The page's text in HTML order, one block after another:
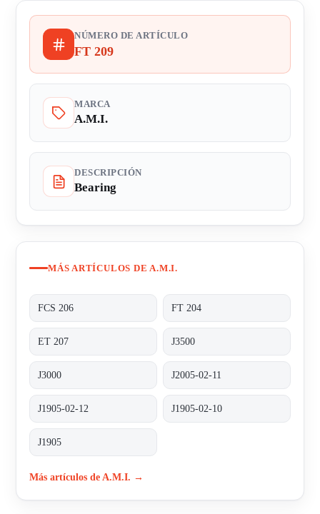
NÚMERO DE ARTÍCULO
FT 209
MARCA
A.M.I.
DESCRIPCIÓN
Bearing
MÁS ARTÍCULOS DE A.M.I.
FCS 206 FT 204
ET 207 J3500
J3000 J2005-02-11
J1905-02-12 J1905-02-10
J1905
Más artículos de A.M.I. →